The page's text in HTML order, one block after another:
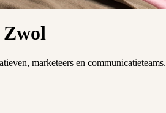
marketeers en communicatieteams.